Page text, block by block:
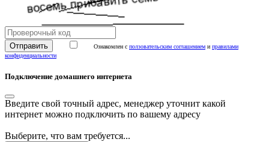
Ознакомлен с ползовательским соглашением и правилами
конфиденциальности
Подключение домашнего интернета
Введите свой точный адрес, менеджер уточнит какой
интернет можно подключить по вашему адресу
Выберите, что вам требуется...